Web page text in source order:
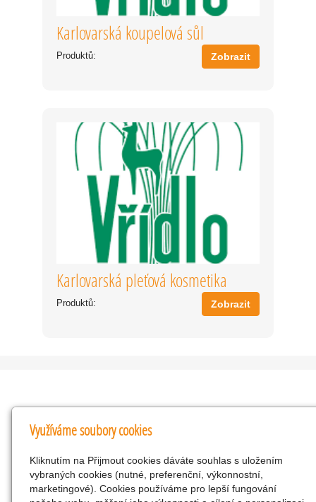
Karlovarská koupelová sůl
Produktů: Zobrazit
Karlovarská pleťová kosmetika
Produktů: Zobrazit
Kontakty
KNK obchodní společnost s r.o.
Komenského 127, Žacléř, 542 01 Číslo účtu:
286293602/0300
Využíváme soubory cookies
Kliknutím na Přijmout cookies dáváte souhlas s uložením
vybraných cookies (nutné, preferenční, výkonnostní,
marketingové). Cookies používáme pro lepší fungování